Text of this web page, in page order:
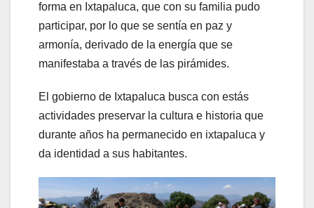
forma en Ixtapaluca, que con su familia pudo
participar, por lo que se sentía en paz y
armonía, derivado de la energía que se
manifestaba a través de las pirámides.
El gobierno de Ixtapaluca busca con estás
actividades preservar la cultura e historia que
durante años ha permanecido en ixtapaluca y
da identidad a sus habitantes.